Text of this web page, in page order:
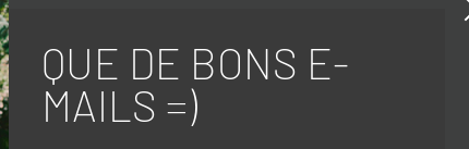
QUE DE BONS E-
MAILS =)